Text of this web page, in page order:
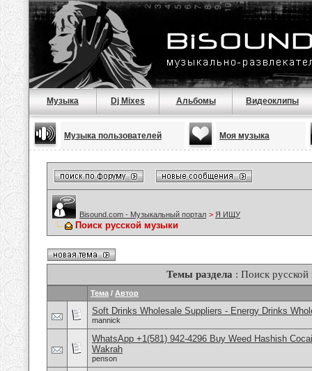
Музыка Dj Mixes Альбомы Видеоклипы
Музыка пользователей Моя музыка
Bisound.com - Музыкальный портал > Я ИЩУ
Поиск русской музыки
Темы раздела : Поиск
Тема / Автор
Soft Drinks Wholesale Suppliers - Energy Drinks
mannick
WhatsApp +1(581) 942-4296 Buy Weed Hashish
Wakrah
penson